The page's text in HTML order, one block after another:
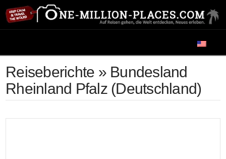
Reiseberichte » Bundesland
Rheinland Pfalz (Deutschland)